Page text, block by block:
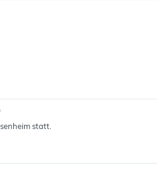
statt.